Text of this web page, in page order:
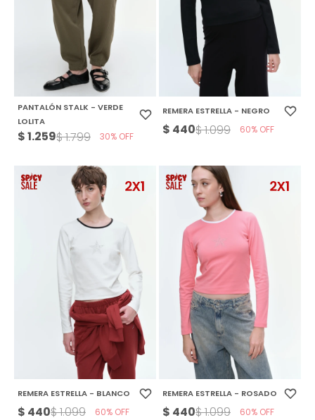
PANTALÓN STALK - VERDE
LOLITA
$1.259$1.799 30
REMERA ESTRELLA - NEGRO
$ 440$1.099 60
REMERA ESTRELLA - BLANCO
$ 440$1.099 60
REMERA ESTRELLA - ROSADO
$ 440$1.099 60